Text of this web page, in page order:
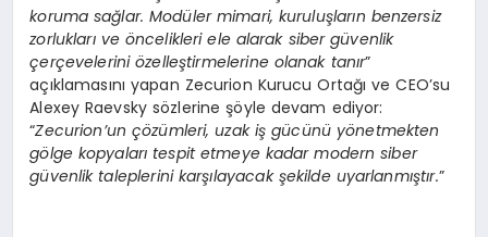
koruma sağlar. Modüler mimari, kuruluşların benzersiz
zorlukları ve öncelikleri ele alarak siber güvenlik
çerçeveleriniözelleştirmelerine olanak tanır”
açıklamasını yapan Zecurion Kurucu Ortağı ve CEO’su
Alexey Raevsky sözlerine şöyle devam ediyor:
“Zecurion’un çözümleri, uzak işgücünü yönetmekten
gölge kopyaları tespit etmeye kadar modern siber
güvenlik taleplerini karşılayacak şekilde uyarlanmıştır.”